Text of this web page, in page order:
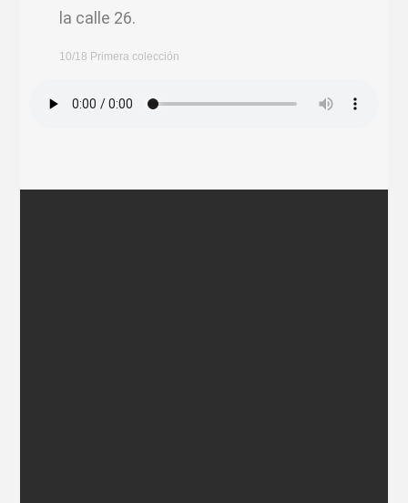
la calle 26.
10/18 Primera colección